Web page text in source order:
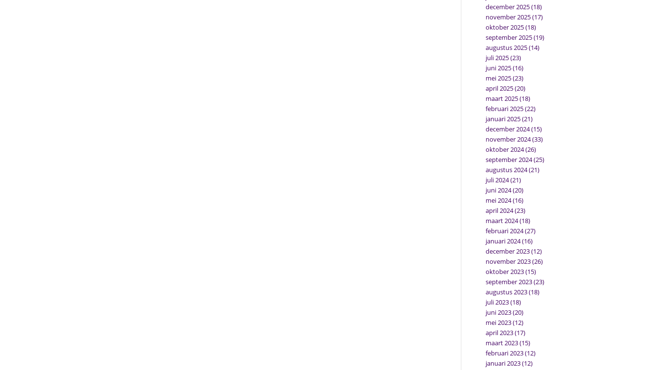
december 2025(18)
november 2025(17)
oktober 2025(18)
september 2025(19)
augustus 2025(14)
juli 2025(23)
juni 2025(16)
mei 2025(23)
april 2025(20)
maart 2025(18)
februari 2025(22)
januari 2025(21)
december 2024(15)
november 2024(33)
oktober 2024(26)
september 2024(25)
augustus 2024(21)
juli 2024(21)
juni 2024(20)
mei 2024(16)
april 2024(23)
maart 2024(18)
februari 2024(27)
januari 2024(16)
december 2023(12)
november 2023(26)
oktober 2023(15)
september 2023(23)
augustus 2023(18)
juli 2023(18)
juni 2023(20)
mei 2023(12)
april 2023(17)
maart 2023(15)
februari 2023(12)
januari 2023(12)